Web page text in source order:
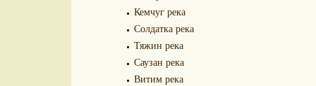
Кемчуг река
Солдатка река
Тяжин река
Саузан река
Витим река